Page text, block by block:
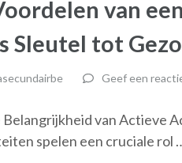
van
tot
Geef een
van Actieve
spelen een cruciale rol